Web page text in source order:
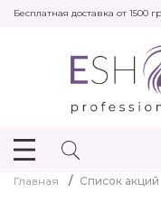
Бесплатная доставка от 1500
Главная Список акций